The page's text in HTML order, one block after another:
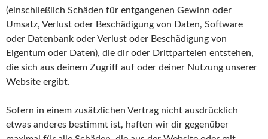
(einschließlich Schäden für entgangenen Gewinn oder
Umsatz, Verlust oder Beschädigung von Daten, Software
oder Datenbank oder Verlust oder Beschädigung von
Eigentum oder Daten), die dir oder Drittparteien entstehen,
die sich aus deinem Zugriff auf oder deiner Nutzung unserer
Website ergibt.
Sofern in einem zusätzlichen Vertrag nicht ausdrücklich
etwas anderes bestimmt ist, haften wir dir gegenüber